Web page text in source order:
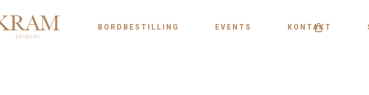
BORDBESTILLING EVENTS KONTAKT